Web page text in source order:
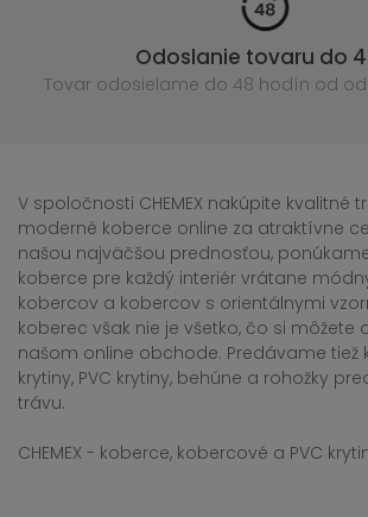
Odoslanie tovaru do
Tovar odosielame do 48 hodín od
V spoločnosti CHEMEX nakúpite kvalitné
moderné koberce online za atraktívne
našou najväčšou prednosťou,
koberce pre každý interiér vrátane
kobercov a kobercov s orientálnymi
koberec však nie je všetko, čo si môžete
našom online obchode. Predávame tiež
krytiny, PVC krytiny, behúne a rohožky
trávu.
CHEMEX - koberce, kobercové a PVC